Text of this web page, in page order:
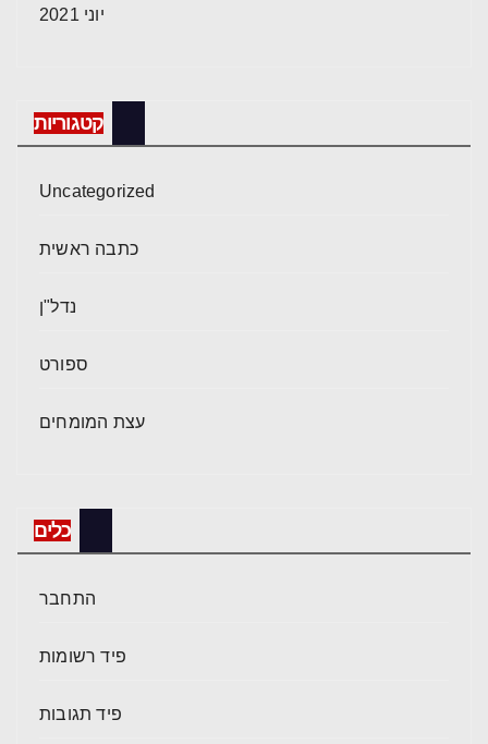
יוני 2021
קטגוריות
Uncategorized
כתבה ראשית
נדל"ן
ספורט
עצת המומחים
כלים
התחבר
פיד רשומות
פיד תגובות